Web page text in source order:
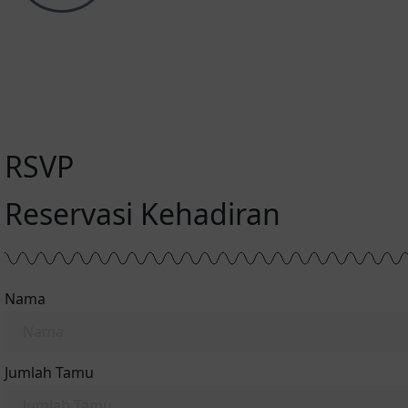
RSVP
Reservasi Kehadiran
Nama
Jumlah Tamu